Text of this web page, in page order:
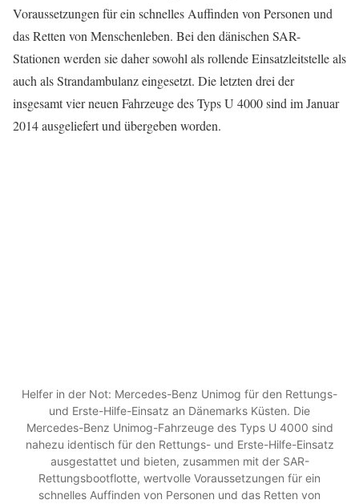
Voraussetzungen für ein schnelles Auffinden von Personen und
das Retten von Menschenleben. Bei den dänischen SAR-
Stationen werden sie daher sowohl als rollende Einsatzleitstelle als
auch als Strandambulanz eingesetzt. Die letzten drei der
insgesamt vier neuen Fahrzeuge des Typs U 4000 sind im Januar
2014 ausgeliefert und übergeben worden.
Helfer in der Not: Mercedes-Benz Unimog für den Rettungs-
und Erste-Hilfe-Einsatz an Dänemarks Küsten. Die
Mercedes-Benz Unimog-Fahrzeuge des Typs U 4000 sind
nahezu identisch für den Rettungs- und Erste-Hilfe-Einsatz
ausgestattet und bieten, zusammen mit der SAR-
Rettungsbootflotte, wertvolle Voraussetzungen für ein
schnelles Auffinden von Personen und das Retten von